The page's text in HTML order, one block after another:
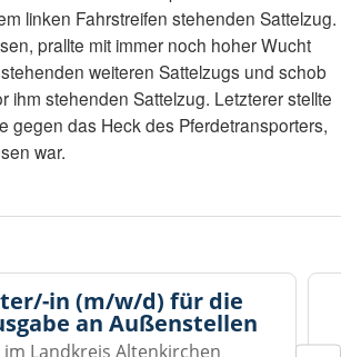
linken Fahrstreifen stehenden Sattelzug.
prallte mit immer noch hoher Wucht
weiteren Sattelzugs und schob
ihm stehenden Sattelzug. Letzterer stellte
gegen das Heck des Pferdetransporters,
war.
in (m/w/d) für die
an Außenstellen
Landkreis Altenkirchen